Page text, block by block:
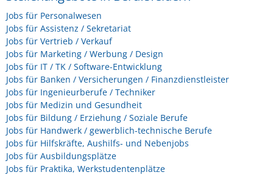
Jobs für Personalwesen
Jobs für Assistenz / Sekretariat
Jobs für Vertrieb / Verkauf
Jobs für Marketing / Werbung / Design
Jobs für IT / TK / Software-Entwicklung
Jobs für Banken / Versicherungen / Finanzdienstleister
Jobs für Ingenieurberufe / Techniker
Jobs für Medizin und Gesundheit
Jobs für Bildung / Erziehung / Soziale Berufe
Jobs für Handwerk / gewerblich-technische Berufe
Jobs für Hilfskräfte, Aushilfs- und Nebenjobs
Jobs für Ausbildungsplätze
Jobs für Praktika, Werkstudentenplätze